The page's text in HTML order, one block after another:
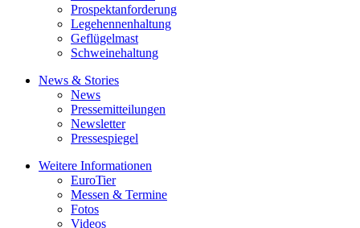
Prospektanforderung
Legehennenhaltung
Geflügelmast
Schweinehaltung
News & Stories
News
Pressemitteilungen
Newsletter
Pressespiegel
Weitere Informationen
EuroTier
Messen & Termine
Fotos
Videos